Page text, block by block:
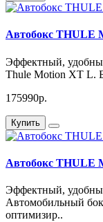
Автобокс THULE
Эффектный,
Thule Motion XT L.
175990р.
Купить
Автобокс THULE
Эффектный,
Автомобильный
оптимизир..